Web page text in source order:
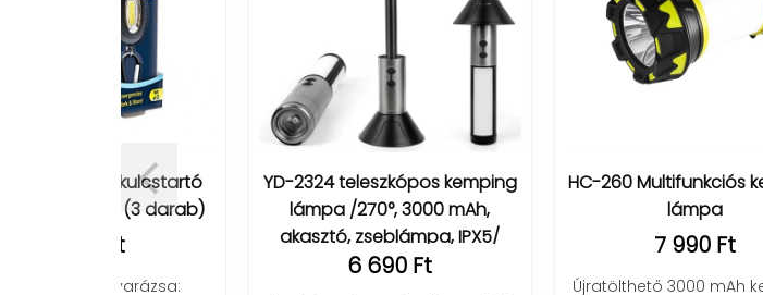
YD-2324 teleszkópos kemping
lámpa /270°, 3000 mAh,
akasztó, zseblámpa, IPX5/
HC-260 Multifunkciós kemping
Újratölthető 3000 mAh kemping